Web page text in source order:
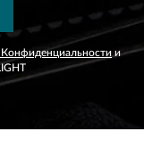
и